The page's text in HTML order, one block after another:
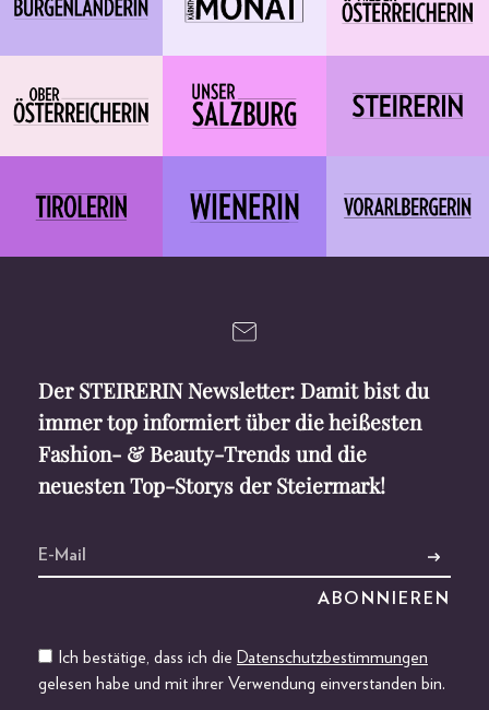
Der STEIRERIN Newsletter: Damit bist du
immer top informiert über die heißesten
Fashion- & Beauty-Trends und die
neuesten Top-Storys der Steiermark!
Ich bestätige, dass ich die Datenschutzbestimmungen
gelesen habe und mit ihrer Verwendung einverstanden bin.